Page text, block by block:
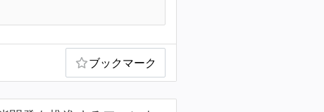
ブックマーク